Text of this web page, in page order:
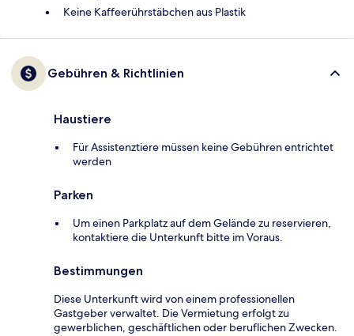
Keine Kaffeerührstäbchen aus Plastik
Gebühren & Richtlinien
Haustiere
Für Assistenztiere müssen keine Gebühren entrichtet
werden
Parken
Um einen Parkplatz auf dem Gelände zu reservieren,
kontaktiere die Unterkunft bitte im Voraus.
Bestimmungen
Diese Unterkunft wird von einem professionellen
Gastgeber verwaltet. Die Vermietung erfolgt zu
gewerblichen, geschäftlichen oder beruflichen Zwecken.